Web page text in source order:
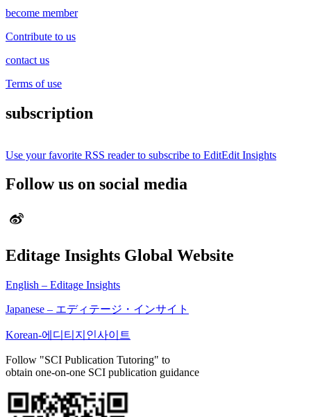
become member
Contribute to us
contact us
Terms of use
subscription
Use your favorite RSS reader to subscribe to EditEdit Insights
Follow us on social media
Editage Insights Global Website
English – Editage Insights
Japanese – エディテージ・インサイト
Korean-에디티지인사이트
Follow "SCI Publication Tutoring" to
obtain one-on-one SCI publication guidance